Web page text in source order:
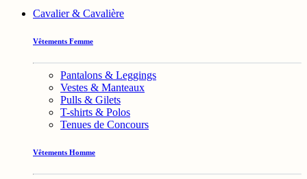
Cavalier & Cavalière
Vêtements Femme
Pantalons & Leggings
Vestes & Manteaux
Pulls & Gilets
T-shirts & Polos
Tenues de Concours
Vêtements Homme